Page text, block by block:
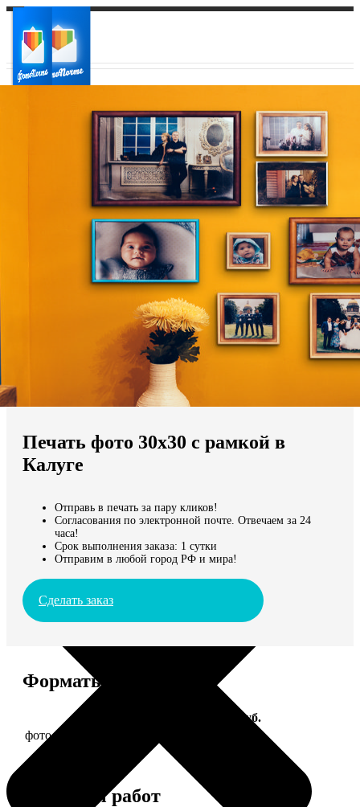
Ваш регион доставки
Выберите из списка:
Мы доставляем по всему миру
Продолжить без города
Печать фото 30х30 с рамкой в
Калуге
Отправь в печать за пару кликов!
Согласования по электронной почте. Отвечаем за 24
часа!
Срок выполнения заказа: 1 сутки
Отправим в любой город РФ и мира!
Сделать заказ
Форматы и цены
Цена, руб.
фото 30х30 в деревянной рамке
Примеры работ